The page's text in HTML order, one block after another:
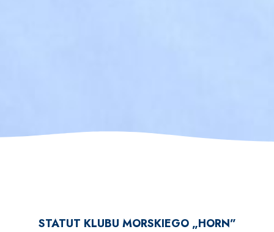
STATUT KLUBU MORSKIEGO „HORN”